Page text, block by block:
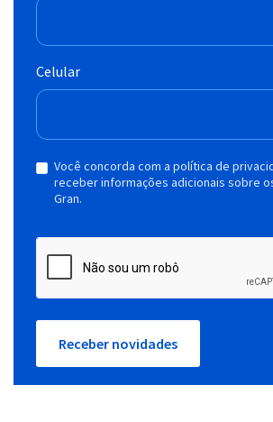
Celular
Você concorda com a política de
receber informações adicionais sobre
Gran.
Receber novidades